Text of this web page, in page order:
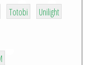
8
Totobi
1
Unilight